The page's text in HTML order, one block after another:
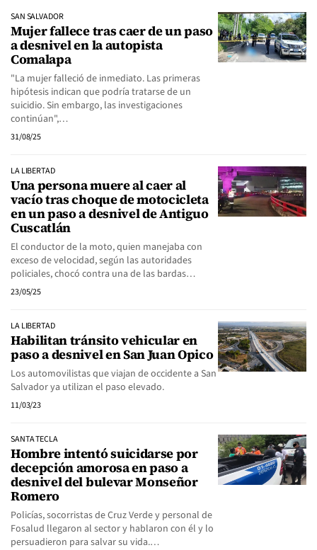
SAN SALVADOR
Mujer fallece tras caer de un paso
a desnivel en la autopista
Comalapa
"La mujer falleció de inmediato. Las primeras
hipótesis indican que podría tratarse de un
suicidio. Sin embargo, las investigaciones
continúan",…
31/08/25
LA LIBERTAD
Una persona muere al caer al
vacío tras choque de motocicleta
en un paso a desnivel de Antiguo
Cuscatlán
El conductor de la moto, quien manejaba con
exceso de velocidad, según las autoridades
policiales, chocó contra una de las bardas…
23/05/25
LA LIBERTAD
Habilitan tránsito vehicular en
paso a desnivel en San Juan Opico
Los automovilistas que viajan de occidente a San
Salvador ya utilizan el paso elevado.
11/03/23
SANTA TECLA
Hombre intentó suicidarse por
decepción amorosa en paso a
desnivel del bulevar Monseñor
Romero
Policías, socorristas de Cruz Verde y personal de
Fosalud llegaron al sector y hablaron con él y lo
persuadieron para salvar su vida.…